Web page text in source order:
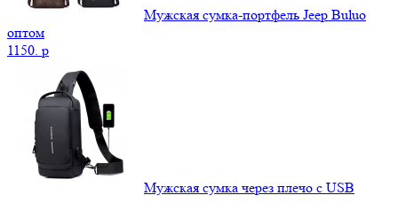
Мужская сумка-портфель Jeep Buluo
оптом
1150. p
Мужская сумка через плечо с USB